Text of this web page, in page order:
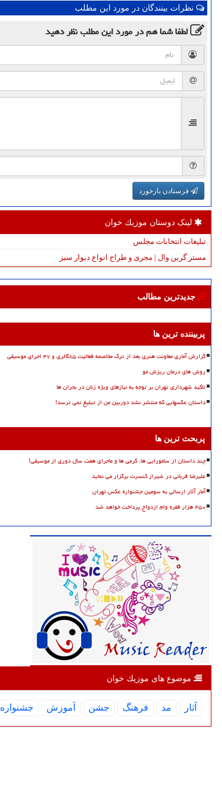
نظرات بینندگان در مورد این مطلب
لطفا شما همدر مورد این مطلبنظر دهید
فرستادن بازخورد
لینک دوستان موزیك خوان
تبلیغات انتخابات مجلس
مستر گرین وال | مجری و طراح انواع دیوار سبز
جدیدترین مطالب
پربیننده ترین ها
گزارش آماری معاونت هنری بعد از ترک مخاصمه فعالیت ۸۵گالری و ۴۷ اجرای موسیقی
روش های درمان ریزش مو
تاکید شهرداری تهران بر توجه به نیازهای ویژه زنان در بحران ها
داستان عکسهایی که منتشر نشد دوربین من از تبلیغ نمی ترسد!
پربحث ترین ها
چند داستان از سامورایی ها، گرمی ها و ماجرای هفت سال دوری از موسیقی!
علیرضا قربانی در شیراز کنسرت برگزار می نماید
آمار آثار ارسالی به سومین جشنواره عکس تهران
۴۵۰ هزار فقره وام ازدواج پرداخت خواهد شد
موضوع های موزیك خوان
آثار مد فرهنگ جشن آموزش جشنواره